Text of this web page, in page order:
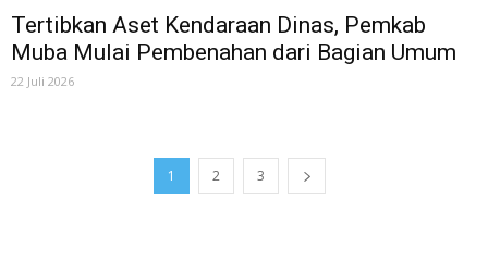
Tertibkan Aset Kendaraan Dinas, Pemkab
Muba Mulai Pembenahan dari Bagian Umum
22 Juli 2026
1 2 3